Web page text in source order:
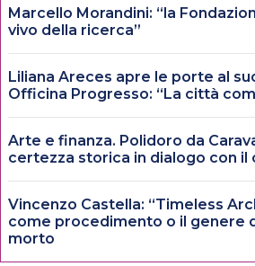
Marcello Morandini: “la
vivo della ricerca”
Liliana Areces apre le porte al
Officina Progresso: “La città
Arte e finanza. Polidoro da
certezza storica in dialogo con il
Vincenzo Castella: “Timeless
come procedimento o il genere
morto